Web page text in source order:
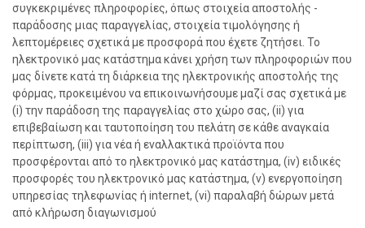
συγκεκριμένες πληροφορίες, όπως στοιχεία αποστολής -
παράδοσης μιας παραγγελίας, στοιχεία τιμολόγησης ή
λεπτομέρειες σχετικά με προσφορά που έχετε ζητήσει. Το
ηλεκτρονικό μας κατάστημα κάνει χρήση των πληροφοριών που
μας δίνετε κατά τη διάρκεια της ηλεκτρονικής αποστολής της
φόρμας, προκειμένου να επικοινωνήσουμε μαζί σας σχετικά με
(i) την παράδοση της παραγγελίας στο χώρο σας, (ii) για
επιβεβαίωση και ταυτοποίηση του πελάτη σε κάθε αναγκαία
περίπτωση, (iii) για νέα ή εναλλακτικά προϊόντα που
προσφέρονται από το ηλεκτρονικό μας κατάστημα, (iv) ειδικές
προσφορές του ηλεκτρονικό μας κατάστημα, (v) ενεργοποίηση
υπηρεσίας τηλεφωνίας ή internet, (vi) παραλαβή δώρων μετά
από κλήρωση διαγωνισμού